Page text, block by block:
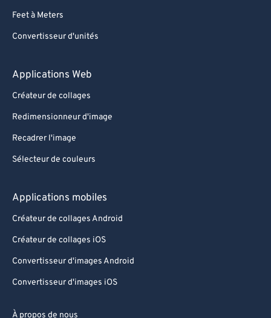
Feet à Meters
Convertisseur d'unités
Applications Web
Créateur de collages
Redimensionneur d'image
Recadrer l'image
Sélecteur de couleurs
Applications mobiles
Créateur de collages Android
Créateur de collages iOS
Convertisseur d'images Android
Convertisseur d'images iOS
À propos de nous